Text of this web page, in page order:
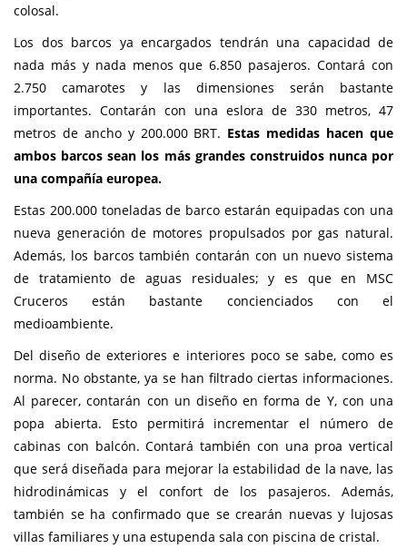
colosal.
Los dos barcos ya encargados tendrán una capacidad de
nada más y nada menos que 6.850 pasajeros. Contará con
2.750 camarotes y las dimensiones serán bastante
importantes. Contarán con una eslora de 330 metros, 47
metros de ancho y 200.000 BRT. Estas medidas hacen que
ambos barcos sean los más grandes construidos nunca por
una compañía europea.
Estas 200.000 toneladas de barco estarán equipadas con una
nueva generación de motores propulsados por gas natural.
Además, los barcos también contarán con un nuevo sistema
de tratamiento de aguas residuales; y es que en MSC
Cruceros están bastante concienciados con el
medioambiente.
Del diseño de exteriores e interiores poco se sabe, como es
norma. No obstante, ya se han filtrado ciertas informaciones.
Al parecer, contarán con un diseño en forma de Y, con una
popa abierta. Esto permitirá incrementar el número de
cabinas con balcón. Contará también con una proa vertical
que será diseñada para mejorar la estabilidad de la nave, las
hidrodinámicas y el confort de los pasajeros. Además,
también se ha confirmado que se crearán nuevas y lujosas
villas familiares y una estupenda sala con piscina de cristal.